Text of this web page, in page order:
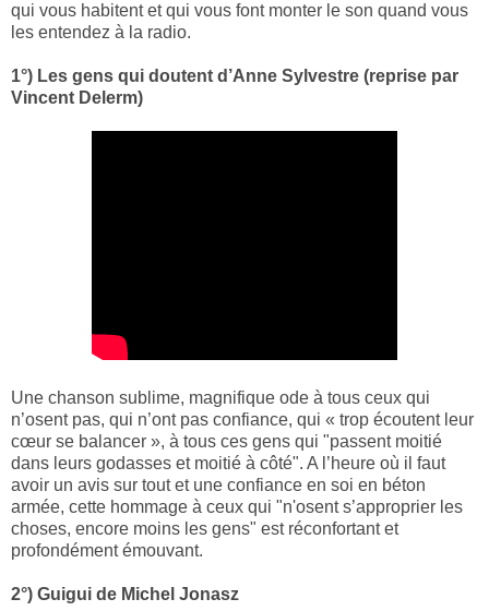
qui vous habitent et qui vous font monter le son quand vous
les entendez à la radio.
1°) Les gens qui doutent d’Anne Sylvestre (reprise par
Vincent Delerm)
Une chanson sublime, magnifique ode à tous ceux qui
n’osent pas, qui n’ont pas confiance, qui « trop écoutent leur
cœur se balancer », à tous ces gens qui "passent moitié
dans leurs godasses et moitié à côté". A l’heure où il faut
avoir un avis sur tout et une confiance en soi en béton
armée, cette hommage à ceux qui "n'osent s’approprier les
choses, encore moins les gens" est réconfortant et
profondément émouvant.
2°) Guigui de Michel Jonasz